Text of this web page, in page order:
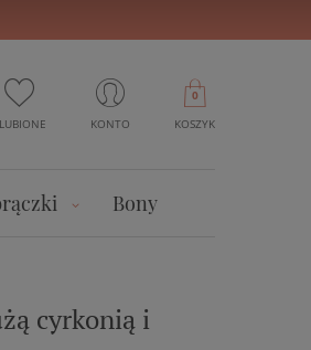
KONTO KOSZYK
0
Bony
cyrkonią i